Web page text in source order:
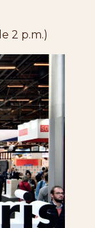
2 p.m.)